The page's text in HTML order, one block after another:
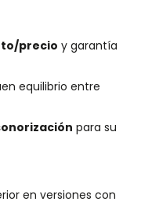
precio y garantía
equilibrio entre
para su
en versiones con